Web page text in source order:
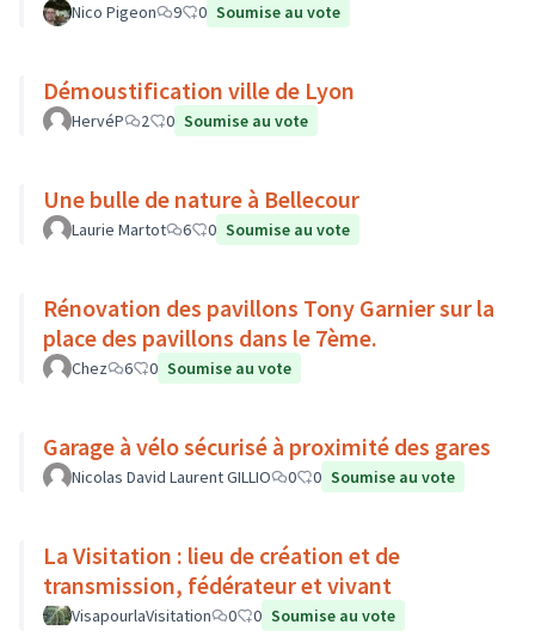
Nico Pigeon 9 0 Soumise au vote
Démoustification ville de Lyon
HervéP 2 0 Soumise au vote
Une bulle de nature à Bellecour
Laurie Martot 6 0 Soumise au vote
Rénovation des pavillons Tony Garnier sur la
place des pavillons dans le 7ème.
Chez 6 0 Soumise au vote
Garage à vélo sécurisé à proximité des gares
Nicolas David Laurent GILLIO 0 0 Soumise au vote
La Visitation : lieu de création et de
transmission, fédérateur et vivant
VisapourlaVisitation 0 0 Soumise au vote